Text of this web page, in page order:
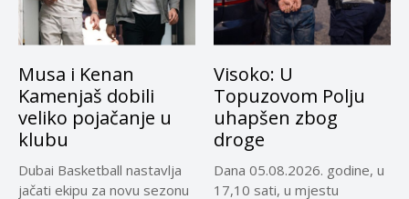
Musa i Kenan
Kamenjaš dobili
veliko pojačanje u
klubu
Dubai Basketball nastavlja
jačati ekipu za novu sezonu
Visoko: U
Topuzovom Polju
uhapšen zbog
droge
Dana 05.08.2026. godine, u
17,10 sati, u mjestu